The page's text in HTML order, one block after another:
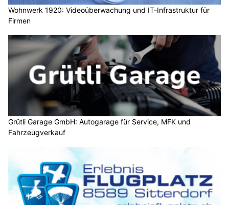
Wohnwerk 1920: Videoüberwachung und IT-Infrastruktur für
Firmen
Grütli Garage GmbH: Autogarage für Service, MFK und
Fahrzeugverkauf